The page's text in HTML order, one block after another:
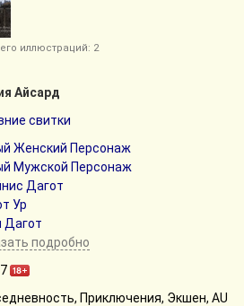
иллюстраций: 2
Айсард
свитки
Женский Персонаж
Мужской Персонаж
Дагот
Ур
Дагот
подробно
Приключения, Экшен, AU